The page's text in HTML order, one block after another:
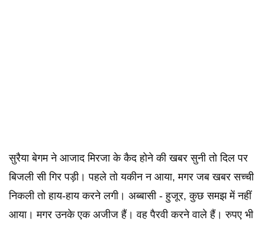
सुरैया बेगम ने आजाद मिरजा के कैद होने की खबर सुनी तो दिल पर
बिजली सी गिर पड़ी। पहले तो यकीन न आया, मगर जब खबर सच्ची
निकली तो हाय-हाय करने लगी। अब्बासी - हुजूर, कुछ समझ में नहीं
आया। मगर उनके एक अजीज हैं। वह पैरवी करने वाले हैं। रुपए भी